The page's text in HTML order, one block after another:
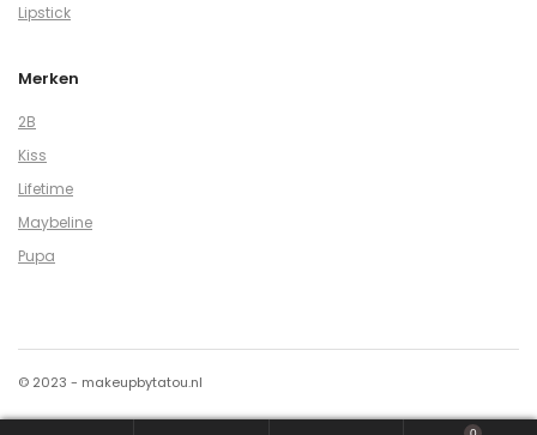
Lipstick
Merken
2B
Kiss
Lifetime
Maybeline
Pupa
© 2023 - makeupbytatou.nl